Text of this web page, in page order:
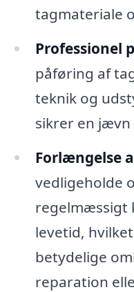
tagmateriale
Professionel
påføring af
teknik og
sikrer en
Forlængelse
vedligeholde
regelmæssigt
levetid,
betydelige
reparation